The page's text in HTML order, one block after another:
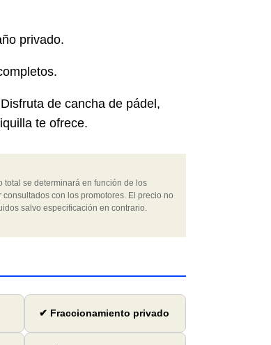
privado.
de cancha de pádel,
te ofrece.
total se determinará en función de los
con los promotores. El precio no
salvo especificación en contrario.
✔ Fraccionamiento privado